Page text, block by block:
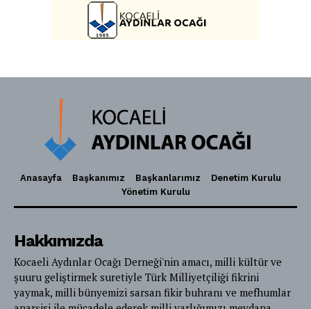
Anasayfa Başkanımız Başkanlarımız
Denetim Kurulu
Yönetim Kurulu
Hakkımızda
Kocaeli Aydınlar Ocağı Derneği'nin amacı, milli kültür ve
şuuru geliştirmek suretiyle Türk Milliyetçiliği fikrini
yaymak, milli bünyemizi sarsan fikir buhranı ve mefhumlar